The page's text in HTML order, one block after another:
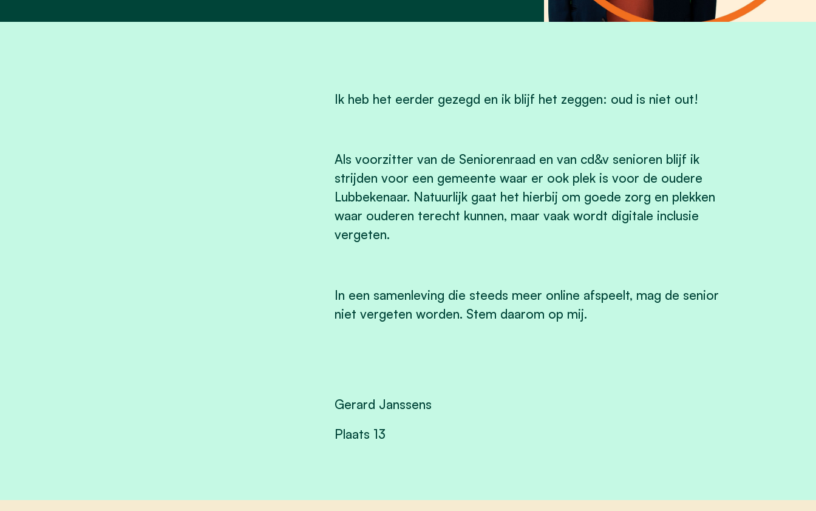
Ik heb het eerder gezegd en ik blijf het zeggen: oud is niet out!
Als voorzitter van de Seniorenraad en van cd&v senioren blijf ik
strijden voor een gemeente waar er ook plek is voor de oudere
Lubbekenaar. Natuurlijk gaat het hierbij om goede zorg en plekken
waar ouderen terecht kunnen, maar vaak wordt digitale inclusie
vergeten.
In een samenleving die steeds meer online afspeelt, mag de senior
niet vergeten worden. Stem daarom op mij.
Gerard Janssens
Plaats 13